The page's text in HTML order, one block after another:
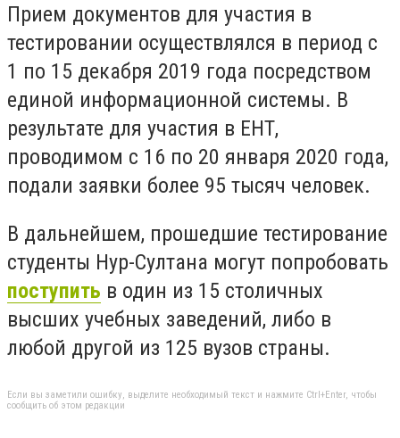
Прием документов для участия в
тестировании осуществлялся в период с
1 по 15 декабря 2019 года посредством
единой информационной системы. В
результате для участия в ЕНТ,
проводимом с 16 по 20 января 2020 года,
подали заявки более 95 тысяч человек.
В дальнейшем, прошедшие тестирование
студенты Нур-Султана могут попробовать
поступить в один из 15 столичных
высших учебных заведений, либо в
любой другой из 125 вузов страны.
Если вы заметили ошибку, выделите необходимый текст и нажмите Ctrl+Enter, чтобы
сообщить об этом редакции